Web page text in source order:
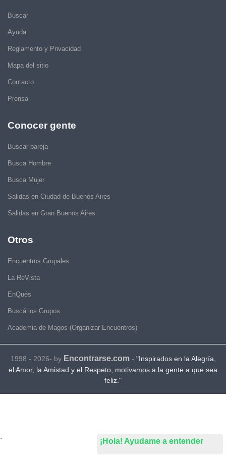
¡Hola! Ayudame a entender
Buscar
Ayuda
Reglamento y Privacidad
Mapa del sitio
Contacto
Prensa
Conocer gente
Buscar pareja
Busca Hombre
Busca Mujer
Salidas en Ciudad de Buenos Aires
Salidas en Gran Buenos Aires
Otros
Encuentros Grupales
La ReVista
EnQués
Buscá los Grupos
Academia de Magos (Organizar Encuentros)
1998 - 2026- by Encontrarse.com- "Inspirados en la Alegría,
el Amor, la Amistad y el Respeto, motivamos a la gente a que sea
feliz."
.